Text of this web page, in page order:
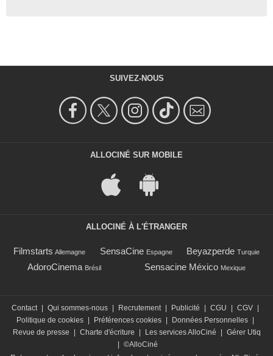
SUIVEZ-NOUS
ALLOCINÉ SUR MOBILE
ALLOCINÉ À L'ÉTRANGER
Filmstarts Allemagne SensaCine Espagne Beyazperde Turquie
AdoroCinema Brésil Sensacine México Mexique
Contact | Qui sommes-nous | Recrutement | Publicité | CGU | CGV |
Politique de cookies | Préférences cookies | Données Personnelles |
Revue de presse
| Charte d'écriture | Les services AlloCiné | Gérer Utiq
| ©AlloCiné